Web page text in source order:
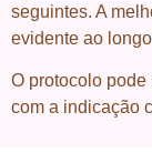
seguintes. A
evidente ao
O protocolo
com a indicação